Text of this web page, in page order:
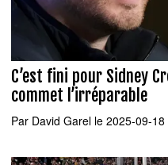
C’est fini pour Sidney
commet l’irréparable
Par David Garel le 2025-09-18